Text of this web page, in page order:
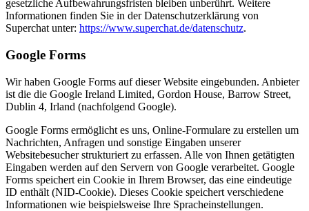
gesetzliche Aufbewahrungsfristen bleiben unberührt. Weitere
Informationen finden Sie in der Datenschutzerklärung von
Superchat unter: https://www.superchat.de/datenschutz.
Google Forms
Wir haben Google Forms auf dieser Website eingebunden. Anbieter
ist die die Google Ireland Limited, Gordon House, Barrow Street,
Dublin 4, Irland (nachfolgend Google).
Google Forms ermöglicht es uns, Online-Formulare zu erstellen um
Nachrichten, Anfragen und sonstige Eingaben unserer
Websitebesucher strukturiert zu erfassen. Alle von Ihnen getätigten
Eingaben werden auf den Servern von Google verarbeitet. Google
Forms speichert ein Cookie in Ihrem Browser, das eine eindeutige
ID enthält (NID-Cookie). Dieses Cookie speichert verschiedene
Informationen wie beispielsweise Ihre Spracheinstellungen.